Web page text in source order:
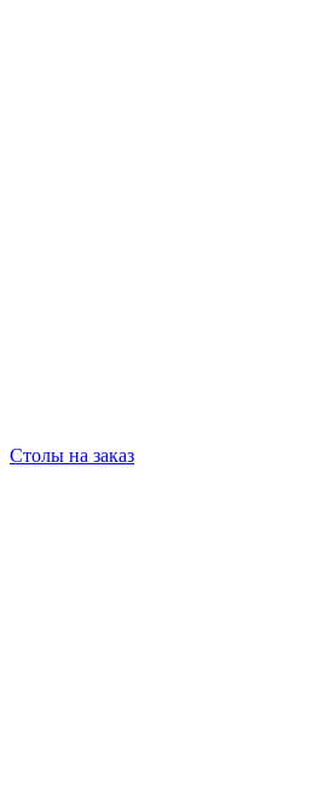
Столы на заказ